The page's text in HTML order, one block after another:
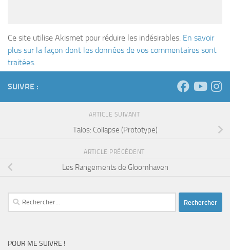
Ce site utilise Akismet pour réduire les indésirables. En savoir
plus sur la façon dont les données de vos commentaires sont
traitées.
SUIVRE :
ARTICLE SUIVANT
Talos: Collapse (Prototype)
ARTICLE PRÉCÉDENT
Les Rangements de Gloomhaven
Rechercher :
POUR ME SUIVRE !